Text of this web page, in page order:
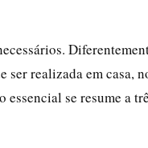
realizada em casa,
se resume a